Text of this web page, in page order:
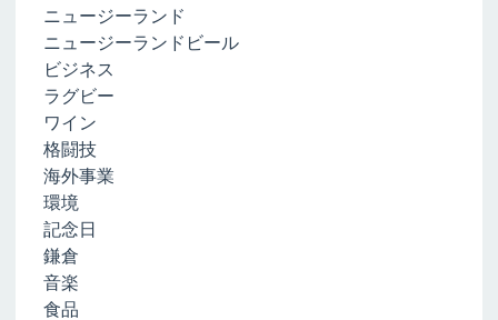
ニュージーランド
ニュージーランドビール
ビジネス
ラグビー
ワイン
格闘技
海外事業
環境
記念日
鎌倉
音楽
食品